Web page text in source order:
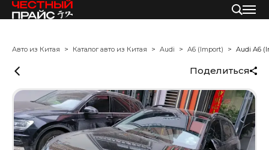
Авто из Китая Каталог авто из Китая Audi A6 (Import) Audi A6
Поделиться